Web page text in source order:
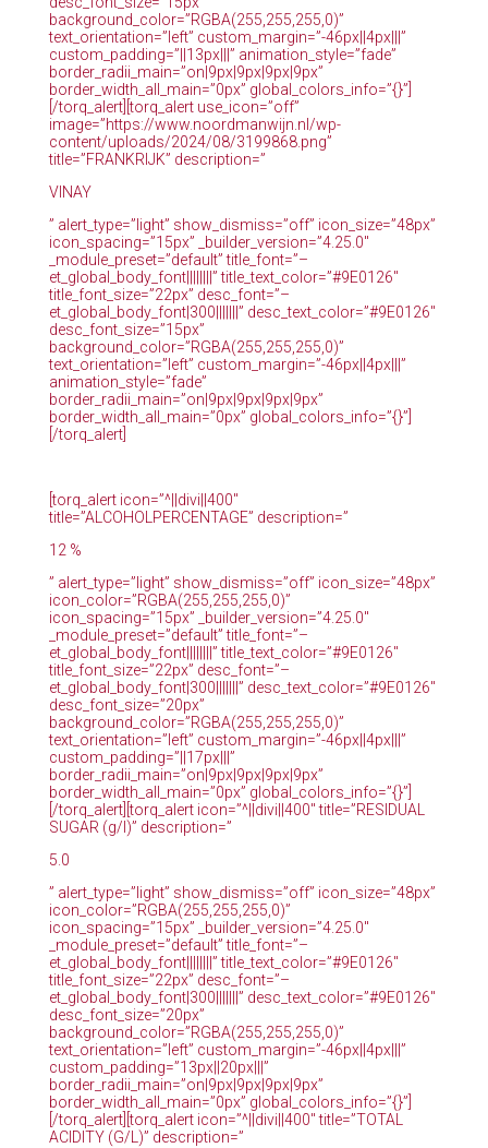
background_color=”RGBA(255,255,255,0)”
text_orientation=”left” custom_margin=”-46px||4px|||”
custom_padding=”||13px|||” animation_style=”fade”
border_radii_main=”on|9px|9px|9px|9px”
border_width_all_main=”0px” global_colors_info=”{}”]
[/torq_alert][torq_alert use_icon=”off”
image=”https://www.noordmanwijn.nl/wp-
content/uploads/2024/08/3199868.png”
title=”FRANKRIJK” description=”
VINAY
” alert_type=”light” show_dismiss=”off” icon_size=”48px”
icon_spacing=”15px” _builder_version=”4.25.0″
_module_preset=”default” title_font=”–
et_global_body_font||||||||” title_text_color=”#9E0126″
title_font_size=”22px” desc_font=”–
et_global_body_font|300|||||||” desc_text_color=”#9E0126″
desc_font_size=”15px”
background_color=”RGBA(255,255,255,0)”
text_orientation=”left” custom_margin=”-46px||4px|||”
animation_style=”fade”
border_radii_main=”on|9px|9px|9px|9px”
border_width_all_main=”0px” global_colors_info=”{}”]
[/torq_alert]
[torq_alert icon=”^||divi||400″
title=”ALCOHOLPERCENTAGE” description=”
12 %
” alert_type=”light” show_dismiss=”off” icon_size=”48px”
icon_color=”RGBA(255,255,255,0)”
icon_spacing=”15px” _builder_version=”4.25.0″
_module_preset=”default” title_font=”–
et_global_body_font||||||||” title_text_color=”#9E0126″
title_font_size=”22px” desc_font=”–
et_global_body_font|300|||||||” desc_text_color=”#9E0126″
desc_font_size=”20px”
background_color=”RGBA(255,255,255,0)”
text_orientation=”left” custom_margin=”-46px||4px|||”
custom_padding=”||17px|||”
border_radii_main=”on|9px|9px|9px|9px”
border_width_all_main=”0px” global_colors_info=”{}”]
[/torq_alert][torq_alert icon=”^||divi||400″ title=”RESIDUAL
SUGAR (g/l)” description=”
5.0
” alert_type=”light” show_dismiss=”off” icon_size=”48px”
icon_color=”RGBA(255,255,255,0)”
icon_spacing=”15px” _builder_version=”4.25.0″
_module_preset=”default” title_font=”–
et_global_body_font||||||||” title_text_color=”#9E0126″
title_font_size=”22px” desc_font=”–
et_global_body_font|300|||||||” desc_text_color=”#9E0126″
desc_font_size=”20px”
background_color=”RGBA(255,255,255,0)”
text_orientation=”left” custom_margin=”-46px||4px|||”
custom_padding=”13px||20px|||”
border_radii_main=”on|9px|9px|9px|9px”
border_width_all_main=”0px” global_colors_info=”{}”]
[/torq_alert][torq_alert icon=”^||divi||400″ title=”TOTAL
ACIDITY (G/L)” description=”